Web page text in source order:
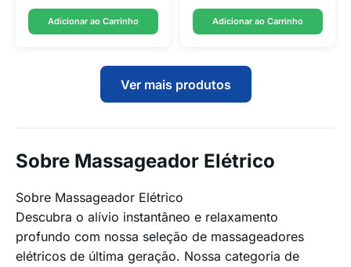
Adicionar ao Carrinho Adicionar ao Carrinho
Ver mais produtos
Sobre Massageador Elétrico
Sobre Massageador Elétrico
Descubra o alívio instantâneo e relaxamento
profundo com nossa seleção de massageadores
elétricos de última geração. Nossa categoria de